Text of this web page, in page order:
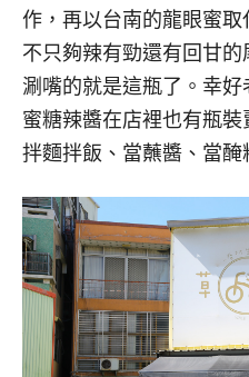
作，再以台南的龍眼蜜
不只夠辣有勁還有回甘
涮嘴的就是這瓶了。幸好
蜜糖辣醬在店裡也有瓶
拌麵拌飯、當蘸醬、當醃